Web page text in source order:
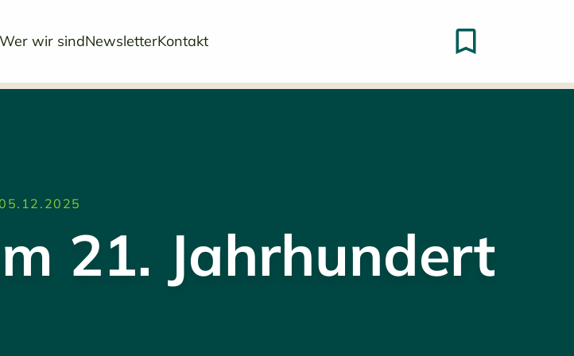
Wer wir sindNewsletterKontakt
05.12.2025
21. Jahrhundert